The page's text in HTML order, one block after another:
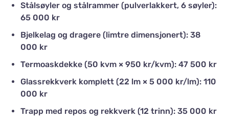
Stålsøyler og stålrammer (pulverlakkert, 6 søyler):
65 000 kr
Bjelkelag og dragere (limtre dimensjonert): 38
000 kr
Termoaskdekke (50 kvm × 950 kr/kvm): 47 500 kr
Glassrekkverk komplett (22 lm × 5 000 kr/lm): 110
000 kr
Trapp med repos og rekkverk (12 trinn): 35 000 kr